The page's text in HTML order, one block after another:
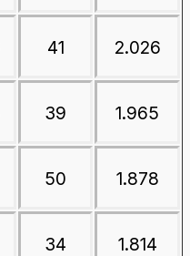
41 2.026
39 1.965
50 1.878
34 1.814